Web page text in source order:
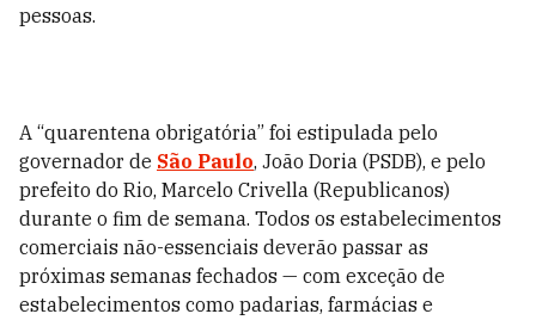
pessoas.
A “quarentena obrigatória” foi estipulada pelo
governador de São Paulo, João Doria (PSDB), e pelo
prefeito do Rio, Marcelo Crivella (Republicanos)
durante o fim de semana. Todos os estabelecimentos
comerciais não-essenciais deverão passar as
próximas semanas fechados — com exceção de
estabelecimentos como padarias, farmácias e